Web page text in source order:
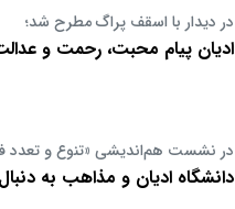
در دیدار با اسقف پراگ مطرح شد؛
ادیان پیام محبت، رحمت و
در نشست هم‌اندیشی «تنوع و تعدد
دانشگاه ادیان و مذاهب به